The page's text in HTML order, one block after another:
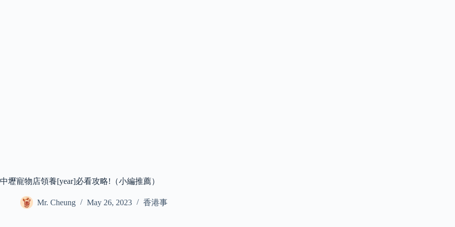
中壢寵物店領養[year]必看攻略!（小編推薦）
Mr. Cheung May 26, 2023 香港事